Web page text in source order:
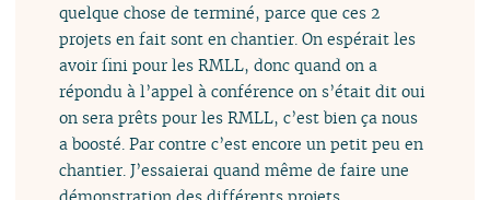
quelque chose de terminé, parce que ces 2
projets en fait sont en chantier. On espérait les
avoir fini pour les RMLL, donc quand on a
répondu à l’appel à conférence on s’était dit oui
on sera prêts pour les RMLL, c’est bien ça nous
a boosté. Par contre c’est encore un petit peu en
chantier. J’essaierai quand même de faire une
démonstration des différents projets.